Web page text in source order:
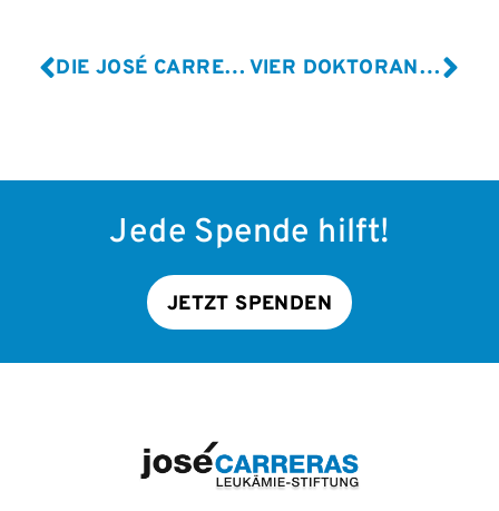
DIE JOSÉ CARRERAS LEUKÄMIE-STIFTUNG BEDANKT SICH BEIM BMW MÜNCHEN VIER DOKTORANDEN ERHALTEN DAS JOSÉ CARRERAS-GPOH-PROMOTIONSSTIPENDIUM
Jede Spende hilft!
JETZT SPENDEN